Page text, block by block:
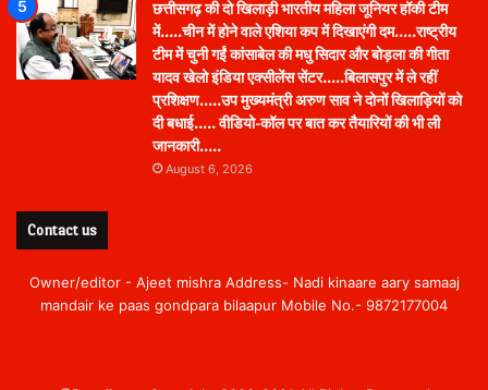
छत्तीसगढ़ की दो खिलाड़ी भारतीय महिला जूनियर हॉकी टीम
में…..चीन में होने वाले एशिया कप में दिखाएंगी दम…..राष्ट्रीय
टीम में चुनी गईं कांसाबेल की मधु सिदार और बोड़ला की गीता
यादव खेलो इंडिया एक्सीलेंस सेंटर…..बिलासपुर में ले रहीं
प्रशिक्षण…..उप मुख्यमंत्री अरुण साव ने दोनों खिलाड़ियों को
दी बधाई….. वीडियो-कॉल पर बात कर तैयारियों की भी ली
जानकारी…..
August 6, 2026
Contact us
Owner/editor - Ajeet mishra Address- Nadi kinaare aary samaaj
mandair ke paas gondpara bilaapur Mobile No.- 9872177004